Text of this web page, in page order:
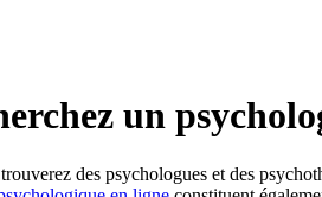
un
des psychologues et des